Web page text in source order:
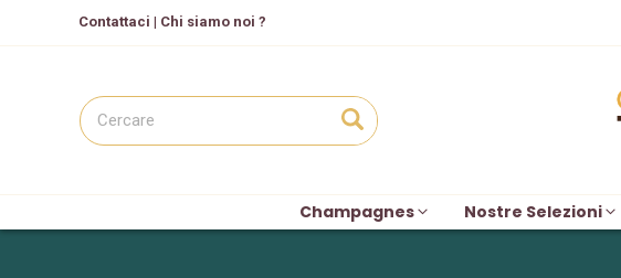
Contattaci | Chi siamo noi ?
Champagnes Nostre Selezioni